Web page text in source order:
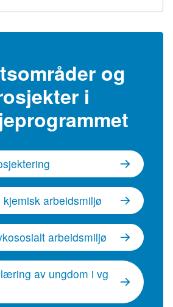
og
i
arbeidsmiljø
arbeidsmiljø
av ungdom i vg